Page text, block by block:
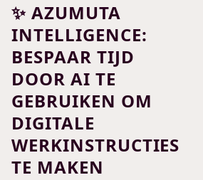
✨ AZUMUTA
INTELLIGENCE:
BESPAAR TIJD
DOOR AI TE
GEBRUIKEN OM
DIGITALE
WERKINSTRUCTIES
TE MAKEN